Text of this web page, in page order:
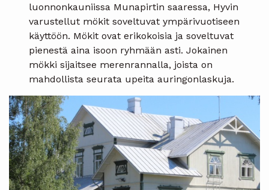
luonnonkauniissa Munapirtin saaressa, Hyvin
varustellut mökit soveltuvat ympärivuotiseen
käyttöön. Mökit ovat erikokoisia ja soveltuvat
pienestä aina isoon ryhmään asti. Jokainen
mökki sijaitsee merenrannalla, joista on
mahdollista seurata upeita auringonlaskuja.